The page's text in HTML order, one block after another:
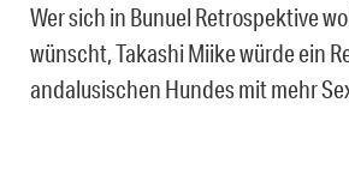
Wer sich in Bunuel Retrospektive
wünscht, Takashi Miike würde ein
andalusischen Hundes mit mehr